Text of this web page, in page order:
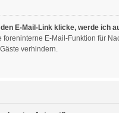
E-Mail-Link klicke, werde ich
foreninterne E-Mail-Funktion für
verhindern.